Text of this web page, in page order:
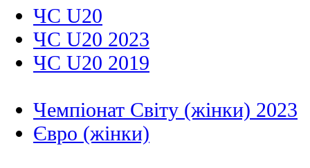
ЧС U20
ЧС U20 2023
ЧС U20 2019
Чемпіонат Світу (жінки) 2023
Євро (жінки)